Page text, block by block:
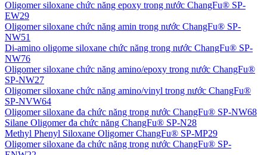
Oligomer siloxane chức năng epoxy trong nước ChangFu® SP-
EW29
Oligomer siloxane chức năng amin trong nước ChangFu® SP-
NW51
Di-amino oligome siloxane chức năng trong nước ChangFu® SP-
NW76
Oligomer siloxane chức năng amino/epoxy trong nước ChangFu®
SP-NW27
Oligomer siloxane chức năng amino/vinyl trong nước ChangFu®
SP-NVW64
Oligomer siloxane đa chức năng trong nước ChangFu® SP-NW68
Silane Oligomer đa chức năng ChangFu® SP-N28
Methyl Phenyl Siloxane Oligomer ChangFu® SP-MP29
Oligomer siloxane đa chức năng trong nước ChangFu® SP-